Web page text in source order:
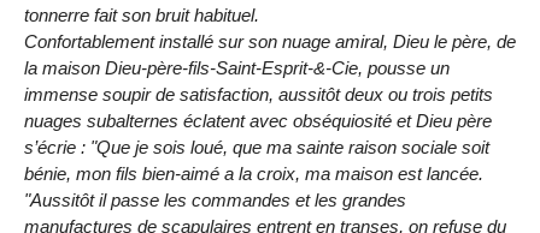
tonnerre fait son bruit habituel.
Confortablement installé sur son nuage amiral, Dieu le père, de
la maison Dieu-père-fils-Saint-Esprit-&-Cie, pousse un
immense soupir de satisfaction, aussitôt deux ou trois petits
nuages subalternes éclatent avec obséquiosité et Dieu père
s’écrie : "Que je sois loué, que ma sainte raison sociale soit
bénie, mon fils bien-aimé a la croix, ma maison est lancée.
"Aussitôt il passe les commandes et les grandes
manufactures de scapulaires entrent en transes, on refuse du